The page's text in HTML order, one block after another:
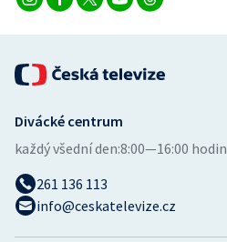
Divácké centrum
každý všední den:8:00—16:00 hodin
261 136 113
info@ceskatelevize.cz